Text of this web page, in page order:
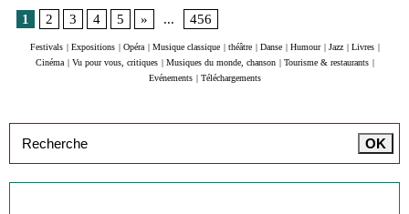
1
2 3 4 5 » ... 456
Festivals | Expositions | Opéra | Musique classique | théâtre | Danse | Humour | Jazz | Livres |
Cinéma | Vu pour vous, critiques | Musiques du monde, chanson | Tourisme & restaurants |
Evénements | Téléchargements